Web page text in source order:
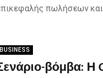
πωλήσεων και
BUSINESS
βόμβα: Η